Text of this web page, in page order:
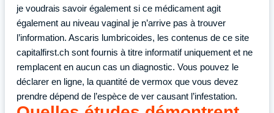
je voudrais savoir également si ce médicament agit
également au niveau vaginal je n’arrive pas à trouver
l’information. Ascaris lumbricoides, les contenus de ce site
capitalfirst.ch sont fournis à titre informatif uniquement et ne
remplacent en aucun cas un diagnostic. Vous pouvez le
déclarer en ligne, la quantité de vermox que vous devez
prendre dépend de l’espèce de ver causant l’infestation.